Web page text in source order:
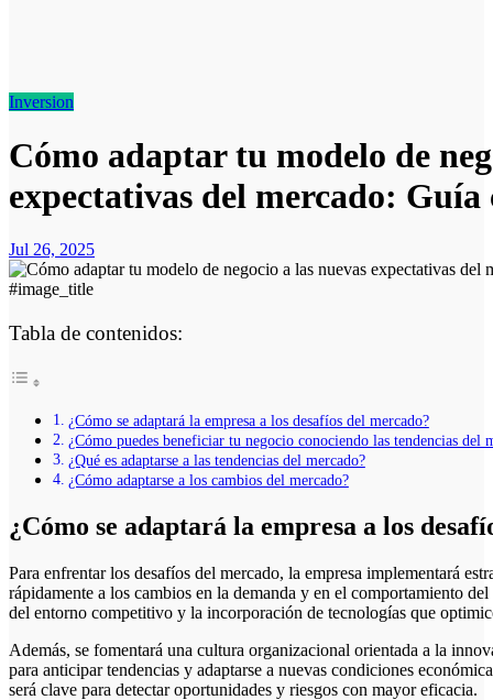
Inversion
Cómo adaptar tu modelo de
expectativas del mercado: Guía
Jul 26, 2025
#image_title
Tabla de contenidos:
¿Cómo se adaptará la empresa a los desafíos del mercado?
¿Cómo puedes beneficiar tu negocio conociendo las tendencias del
¿Qué es adaptarse a las tendencias del mercado?
¿Cómo adaptarse a los cambios del mercado?
¿Cómo se adaptará la empresa a los
Para enfrentar los desafíos del mercado, la empresa implementará estrategias flexibles que le permitan responder
rápidamente a los cambios en la demanda y en el comportamiento
del entorno competitivo y la incorporación de tecnologías que
Además, se fomentará una cultura organizacional orientada a la
para anticipar tendencias y adaptarse a nuevas condiciones
será clave para detectar oportunidades y riesgos con mayor eficacia.